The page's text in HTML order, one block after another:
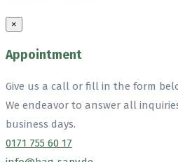
×
Appointment
Give us a call or fill in the form
We endeavor to answer all
business days.
0171 755 60 17